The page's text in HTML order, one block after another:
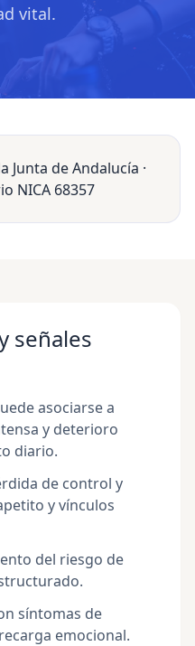
vital.
de Andalucía ·
NICA 68357
señales
asociarse a
y deterioro
diario.
de control y
y vínculos
del riesgo de
síntomas de
emocional.